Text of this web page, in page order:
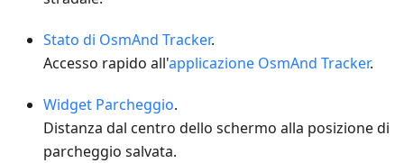
Stato di OsmAnd Tracker.
Accesso rapido all'applicazione OsmAnd Tracker.
Widget Parcheggio.
Distanza dal centro dello schermo alla posizione di
parcheggio salvata.